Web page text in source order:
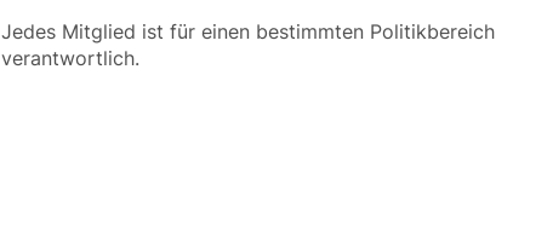
Jedes Mitglied ist für einen bestimmten Politikbereich
verantwortlich.